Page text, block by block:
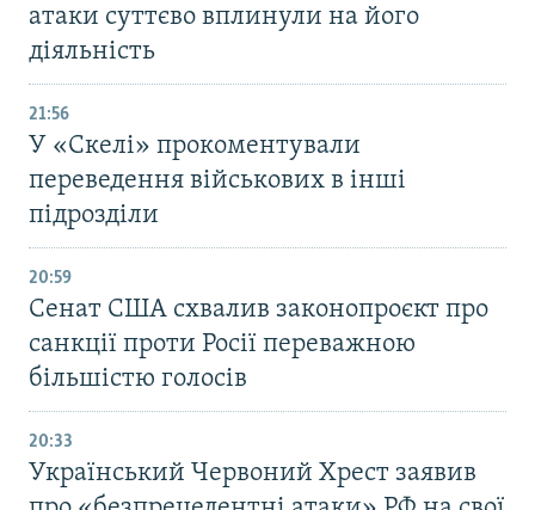
атаки суттєво вплинули на його
діяльність
21:56
У «Скелі» прокоментували
переведення військових в інші
підрозділи
20:59
Cенат США схвалив законопроєкт про
санкції проти Росії переважною
більшістю голосів
20:33
Український Червоний Хрест заявив